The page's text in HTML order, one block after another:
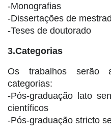
-Monografias
-Dissertações de
-Teses de doutorado
3.Categorias
Os trabalhos serão
categorias:
-Pós-graduação lato
científicos
-Pós-graduação stricto